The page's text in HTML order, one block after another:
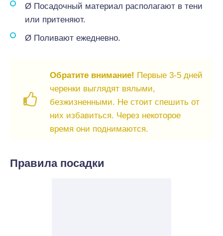
Ø Посадочный материал располагают в тени
или притеняют.
Ø Поливают ежедневно.
Обратите внимание! Первые 3-5 дней
черенки выглядят вялыми,
безжизненными. Не стоит спешить от
них избавиться. Через некоторое
время они поднимаются.
Правила посадки